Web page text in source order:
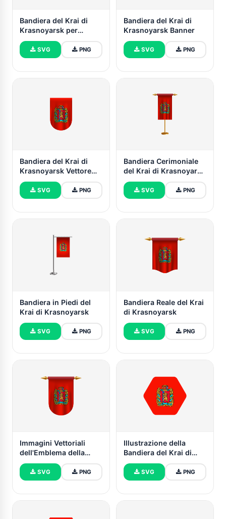
Bandiera del Krai di
Krasnoyarsk per
Scrivania, Tavolo
SVG PNG
Bandiera del Krai di
Krasnoyarsk Banner
SVG PNG
Bandiera del Krai di
Krasnoyarsk Vettore
Download Gratuito
(SVG, PNG)
SVG PNG
Bandiera Cerimoniale
del Krai di Krasnoyarsk
Vettore Gratuito
SVG PNG
Bandiera in Piedi del
Krai di Krasnoyarsk
SVG PNG
Bandiera Reale del Krai
di Krasnoyarsk
SVG PNG
Immagini Vettoriali
dell'Emblema della
Bandiera del Krai di
Krasnoyarsk
SVG PNG
Illustrazione della
Bandiera del Krai di
Krasnoyarsk Forma
Esagonale Arrotondata
SVG PNG